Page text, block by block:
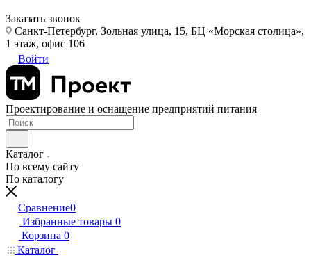
Заказать звонок
Санкт-Петербург, Зольная улица, 15, БЦ «Морская столица»,
1 этаж, офис 106
Войти
Проектирование и оснащение предприятий питания
Каталог
По всему сайту
По каталогу
Сравнение0
Избранные товары 0
Корзина 0
Каталог